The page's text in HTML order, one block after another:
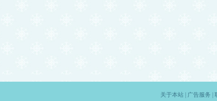
关于本站| 广告服务